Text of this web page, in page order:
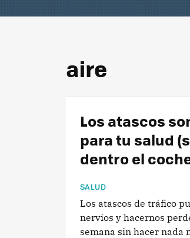
aire
Los atascos
para tu salud
dentro el
SALUD
Los atascos de tráfico
nervios y hacernos
semana sin hacer nada